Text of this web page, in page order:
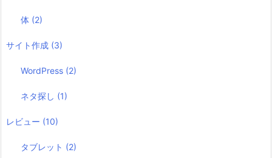
体 (2)
サイト作成 (3)
WordPress (2)
ネタ探し (1)
レビュー (10)
タブレット (2)